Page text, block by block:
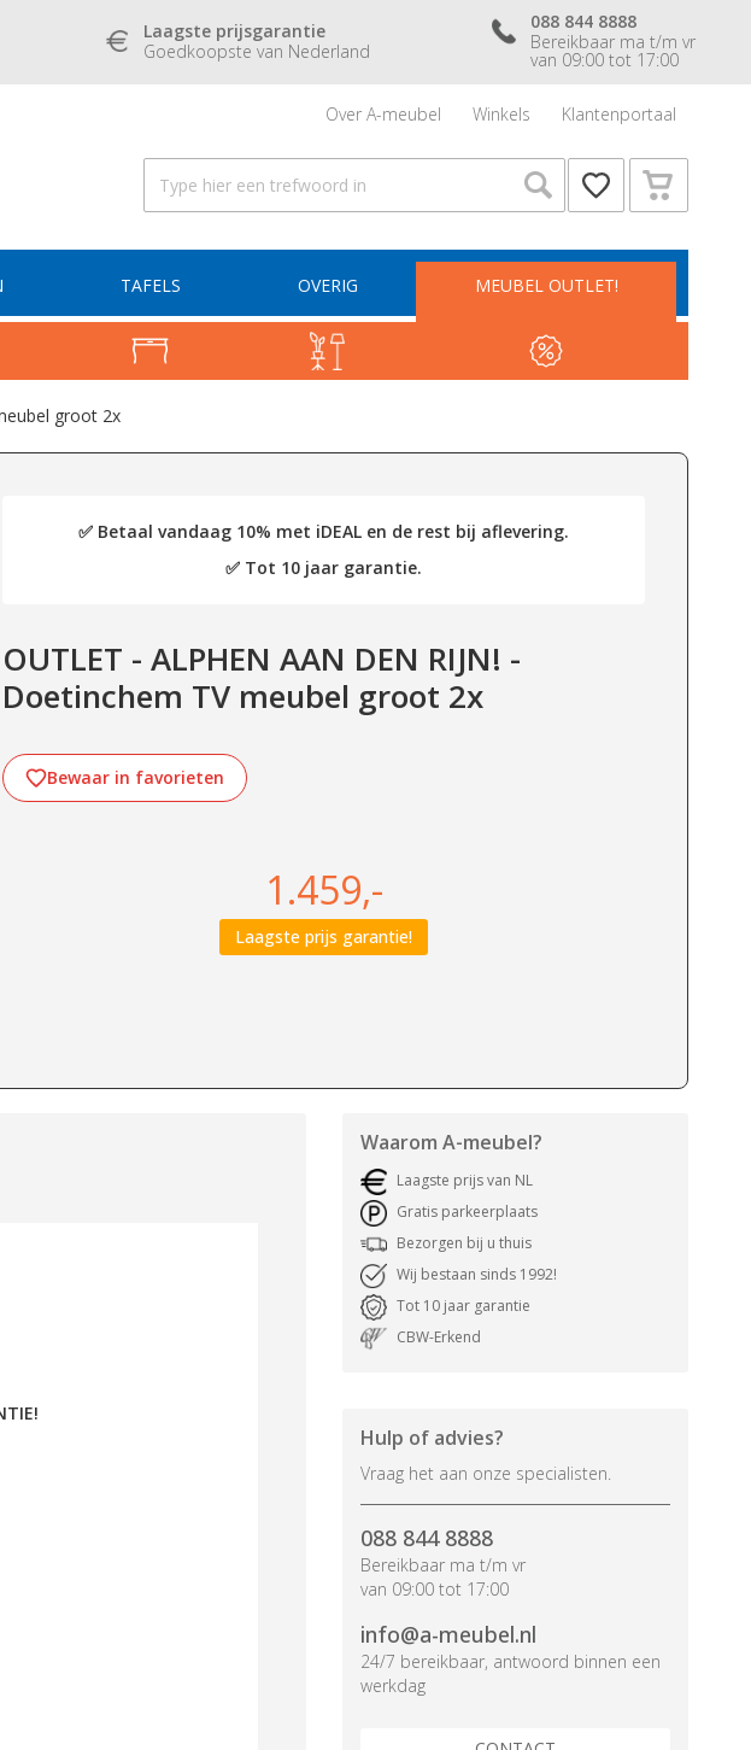
Laagste prijsgarantie
Goedkoopste van Nederland
088 844 8888
Bereikbaar ma t/m vr
van 09:00 tot 17:00
Over A-meubel Winkels Klantenportaal
TAFELS OVERIG MEUBEL OUTLET!
groot 2x
✅ Betaal vandaag 10% met iDEAL en de rest bij aflevering.
✅ Tot 10 jaar garantie.
OUTLET - ALPHEN AAN DEN RIJN! -
Doetinchem TV meubel groot 2x
Bewaar in favorieten
1.459,-
Laagste prijs garantie!
Waarom A-meubel?
Laagste prijs van NL
Gratis parkeerplaats
Bezorgen bij u thuis
Wij bestaan sinds 1992!
Tot 10 jaar garantie
CBW-Erkend
Hulp of advies?
Vraag het aan onze specialisten.
088 844 8888
Bereikbaar ma t/m vr
van 09:00 tot 17:00
info@a-meubel.nl
24/7 bereikbaar, antwoord binnen een
werkdag